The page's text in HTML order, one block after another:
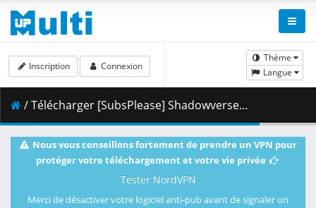
Thème
Langue
Inscription Connexion
/ Télécharger [SubsPlease] Shadowverse Flame - 24 (1080p) [7CAC8DA5].mkv.001 ( 464.08 MB )
Nous vous conseillons fortement de prendre un VPN pour
protéger votre téléchargement et votre vie privée
Tester NordVPN
Merci de désactiver votre logiciel anti-pub avant de signaler un